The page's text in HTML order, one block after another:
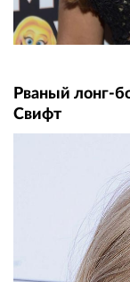
Рваный лонг-
Свифт